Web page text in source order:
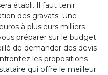
établi. Il faut tenir
des gravats. Une
à plusieurs milliers
préparer sur le budget
de demander des devis
les propositions
qui offre le meilleur